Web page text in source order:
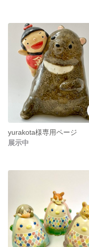
yurakota様専用ページ
展示中